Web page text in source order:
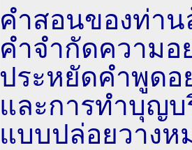
คำสอนของท่า
คำจำกัดความอ
ประหยัดคำพูดอ
และการทำบุญบ
แบบปล่อยวางห